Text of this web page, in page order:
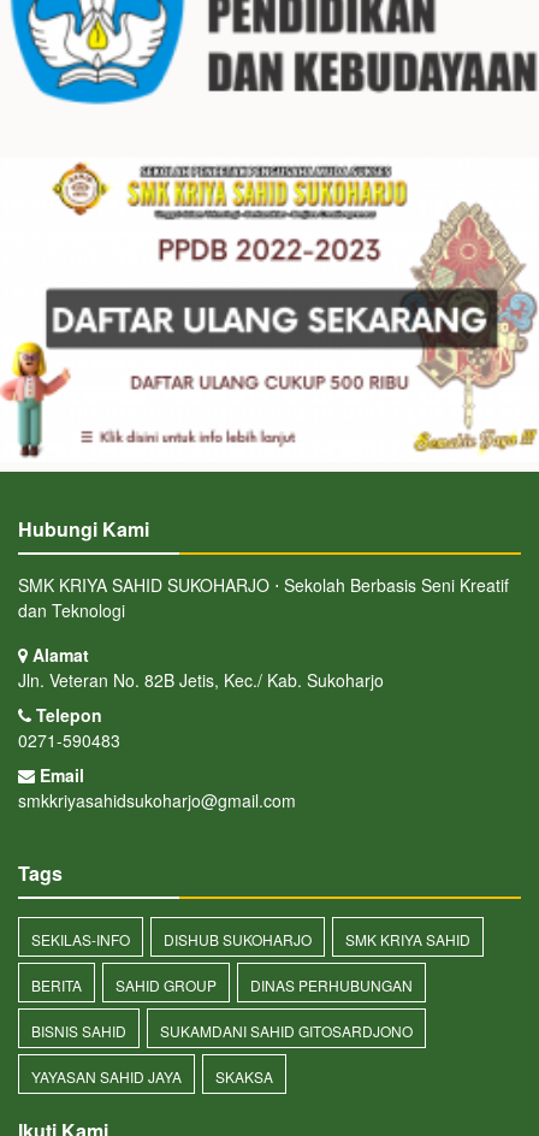
Hubungi Kami
SMK KRIYA SAHID SUKOHARJO ⋅ Sekolah Berbasis Seni Kreatif
dan Teknologi
Alamat
Jln. Veteran No. 82B Jetis, Kec./ Kab. Sukoharjo
Telepon
0271-590483
Email
smkkriyasahidsukoharjo@gmail.com
Tags
SEKILAS-INFO DISHUB SUKOHARJO SMK KRIYA SAHID
BERITA SAHID GROUP DINAS PERHUBUNGAN
BISNIS SAHID SUKAMDANI SAHID GITOSARDJONO
YAYASAN SAHID JAYA SKAKSA
Ikuti Kami